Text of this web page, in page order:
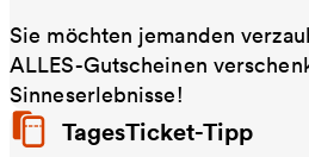
Sie möchten jemanden
ALLES-Gutscheinen
Sinneserlebnisse!
TagesTicket-Tipp